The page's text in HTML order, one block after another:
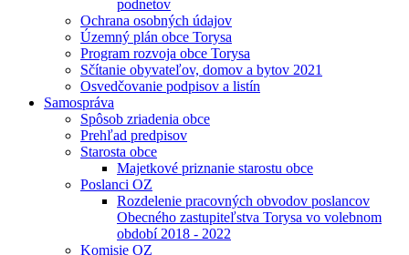
podnetov
Ochrana osobných údajov
Územný plán obce Torysa
Program rozvoja obce Torysa
Sčítanie obyvateľov, domov a bytov 2021
Osvedčovanie podpisov a listín
Samospráva
Spôsob zriadenia obce
Prehľad predpisov
Starosta obce
Majetkové priznanie starostu obce
Poslanci OZ
Rozdelenie pracovných obvodov poslancov
Obecného zastupiteľstva Torysa vo volebnom
období 2018 - 2022
Komisie OZ